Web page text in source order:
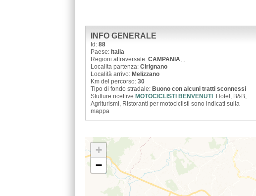
INFO GENERALE
Id: 88
Paese: Italia
Regioni attraversate: CAMPANIA, ,
Localita partenza: Cirignano
Località arrivo: Melizzano
Km del percorso: 30
Tipo di fondo stradale: Buono con alcuni tratti sconnessi
Stutture ricettive MOTOCICLISTI BENVENUTI : Hotel, B&B,
Agriturismi, Ristoranti per motociclisti sono indicati sulla
mappa
+
−